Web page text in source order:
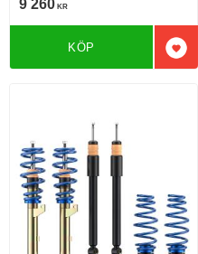
9 260 KR
KÖP